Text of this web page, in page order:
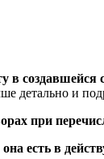
в
детально и
при
она есть в